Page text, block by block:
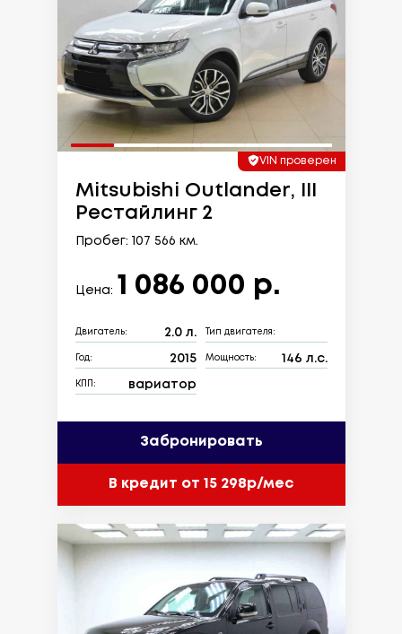
VIN проверен
Mitsubishi Outlander, III
Рестайлинг 2
Пробег: 107 566 км.
Цена: 1 086 000 р.
Двигатель: 2.0 л. Тип двигателя:
Год: 2015 Мощность: 146 л.с.
КПП: вариатор
Забронировать
В кредит от 15 298р/мес